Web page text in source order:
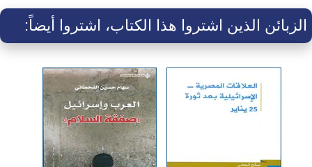
الزبائن الذين اشتروا هذا الكتاب، اشتروا أيضاً: